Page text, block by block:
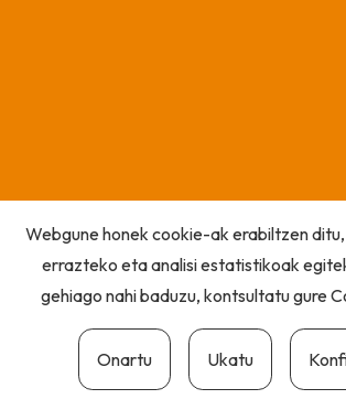
Webgune honek cookie-ak erabiltzen
errazteko eta analisi estatistikoak
gehiago nahi baduzu, kontsultatu gure
Onartu Ukatu